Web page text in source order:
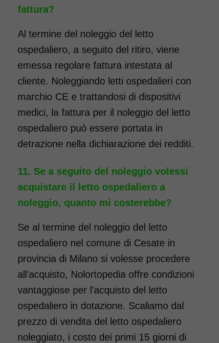
fattura?
Al termine del noleggio del letto
ospedaliero, a seguito del ritiro, viene
emessa regolare fattura intestata al
cliente. Noleggiando letti ospedalieri con
marchio CE e trattandosi di dispositivi
medici, la fattura per il noleggio del letto
ospedaliero può essere portata in
detrazione nella dichiarazione dei redditi.
Se a seguito del noleggio volessi
acquistare il letto ospedaliero a
noleggio, quanto mi costerebbe?
Se al termine del noleggio del letto
ospedaliero nel comune di Cesate in
provincia di Milano si volesse procedere
all'acquisto, Nolortopedia offre condizioni
vantaggiose per l'acquisto del letto
ospedaliero in dotazione. Scaliamo dal
prezzo di vendita del letto ospedaliero
noleggiato, i costo dei primi 15 giorni di